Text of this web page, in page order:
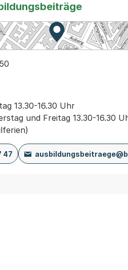
Zur Karte von
Externer Link,
13.30-16.30 Uhr
und Freitag 13.30-16.30
47